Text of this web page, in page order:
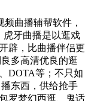
曲播辅帮软件，
虎牙曲播是以逛戏
辟，比曲播伴侣更
多高清优良的逛
DOTA等；不只如
东西，供给抢手
罗梦幻西逛、鬼话